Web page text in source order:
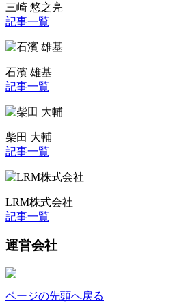
三崎 悠之亮
記事一覧
石濱 雄基
記事一覧
柴田 大輔
記事一覧
LRM株式会社
記事一覧
運営会社
ページの先頭へ戻る